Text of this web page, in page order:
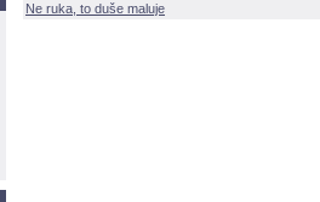
Ne ruka, to duše maluje